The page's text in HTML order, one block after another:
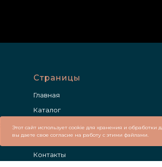
Страницы
Главная
Каталог
Контакты
Этот сайт использует cookie для хранения и обработки
вы даете свое согласие на работу с этими файлами.